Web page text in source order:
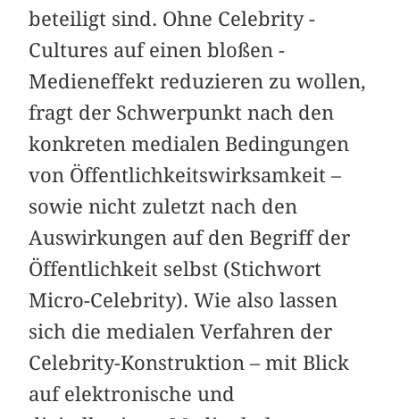
beteiligt sind. Ohne Celebrity ­
Cultures auf einen bloßen ­
Medieneffekt reduzieren zu wollen,
fragt der Schwerpunkt nach den
konkreten medialen Bedingungen
von ­Öffentlichkeitswirksamkeit –
sowie nicht zuletzt nach den
Auswirkungen auf den Begriff der
Öffentlichkeit selbst (Stichwort
Micro-Celebrity). Wie also lassen
sich die medialen Verfahren der
Celebrity-Konstruktion – mit Blick
auf elektronische und